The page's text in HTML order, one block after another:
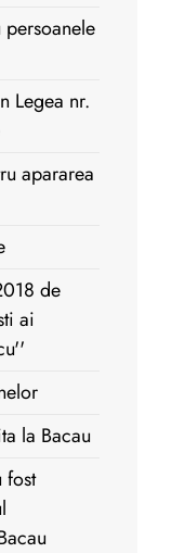
Legea nr.
apararea
de
ai
la Bacau
fost